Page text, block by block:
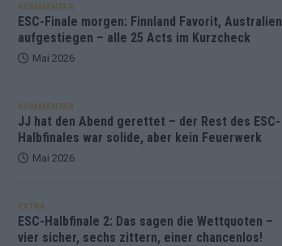
KOMMENTAR
ESC-Finale morgen: Finnland Favorit, Australien
aufgestiegen – alle 25 Acts im Kurzcheck
Mai 2026
KOMMENTAR
JJ hat den Abend gerettet – der Rest des ESC-
Halbfinales war solide, aber kein Feuerwerk
Mai 2026
EXTRA
ESC-Halbfinale 2: Das sagen die Wettquoten –
vier sicher, sechs zittern, einer chancenlos!